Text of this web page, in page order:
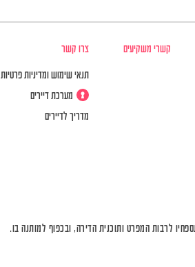
קשרי משקיעים צרו קשר
תנאי שימוש ומדיניות פרטיות
מערכת דיירים
מדריך לדיירים
לרבות המפרט ותוכנית הדירה, ובכפוף למותנה בו.